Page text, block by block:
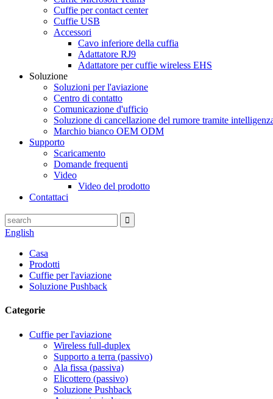
Cuffie per contact center
Cuffie USB
Accessori
Cavo inferiore della cuffia
Adattatore RJ9
Adattatore per cuffie wireless EHS
Soluzione
Soluzioni per l'aviazione
Centro di contatto
Comunicazione d'ufficio
Soluzione di cancellazione del rumore tramite
Marchio bianco OEM ODM
Supporto
Scaricamento
Domande frequenti
Video
Video del prodotto
Contattaci
English
Casa
Prodotti
Cuffie per l'aviazione
Soluzione Pushback
Categorie
Cuffie per l'aviazione
Wireless full-duplex
Supporto a terra (passivo)
Ala fissa (passiva)
Elicottero (passivo)
Soluzione Pushback